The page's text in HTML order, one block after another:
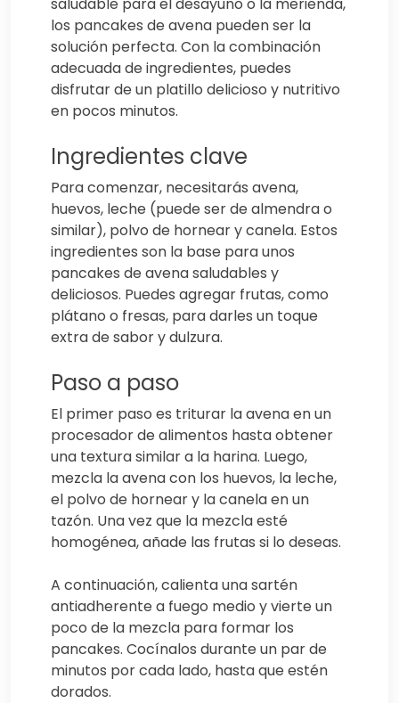
los pancakes de avena pueden ser la
solución perfecta. Con la combinación
adecuada de ingredientes, puedes
disfrutar de un platillo delicioso y nutritivo
en pocos minutos.
Ingredientes clave
Para comenzar, necesitarás avena,
huevos, leche (puede ser de almendra o
similar), polvo de hornear y canela. Estos
ingredientes son la base para unos
pancakes de avena saludables y
deliciosos. Puedes agregar frutas, como
plátano o fresas, para darles un toque
extra de sabor y dulzura.
Paso a paso
El primer paso es triturar la avena en un
procesador de alimentos hasta obtener
una textura similar a la harina. Luego,
mezcla la avena con los huevos, la leche,
el polvo de hornear y la canela en un
tazón. Una vez que la mezcla esté
homogénea, añade las frutas si lo deseas.
A continuación, calienta una sartén
antiadherente a fuego medio y vierte un
poco de la mezcla para formar los
pancakes. Cocínalos durante un par de
minutos por cada lado, hasta que estén
dorados.